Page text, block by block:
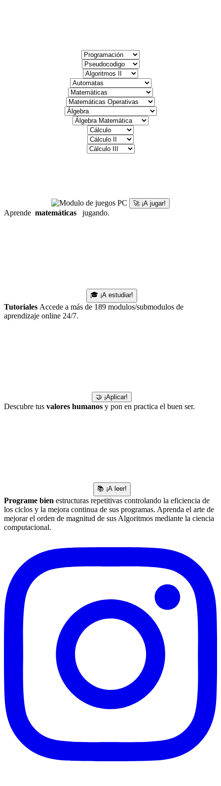
🚀 ¡A jugar!
Aprende matemáticas jugando.
🎓 ¡A estudiar!
Tutoriales Accede a más de 189 modulos/submodulos de
aprendizaje online 24/7.
🤝 ¡Aplicar!
Descubre tus valores humanos y pon en practica el buen ser.
📚 ¡A leer!
Programe bien estructuras repetitivas controlando la eficiencia de
los ciclos y la mejora continua de sus programas. Aprenda el arte de
mejorar el orden de magnitud de sus Algoritmos mediante la ciencia
computacional.